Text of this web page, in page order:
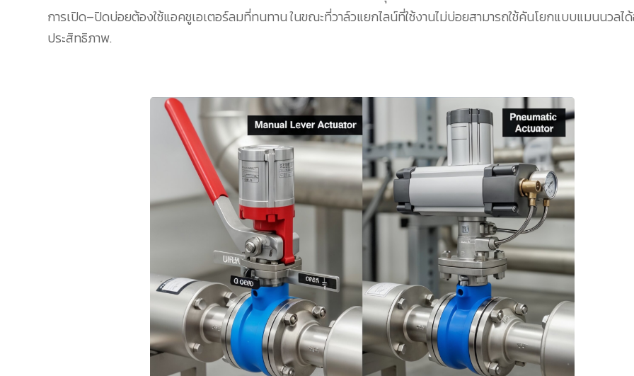
การเปิด–ปิดบ่อยต้องใช้แอคชูเอเตอร์ลมที่ทนทาน ในขณะที่วาล์วแยกไลน์ที่ใช้งานไม่บ่อยสามารถใช้คันโยกแบบแมนนวลไ
ประสิทธิภาพ.